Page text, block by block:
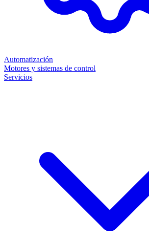
Automatización
Motores y sistemas de control
Servicios